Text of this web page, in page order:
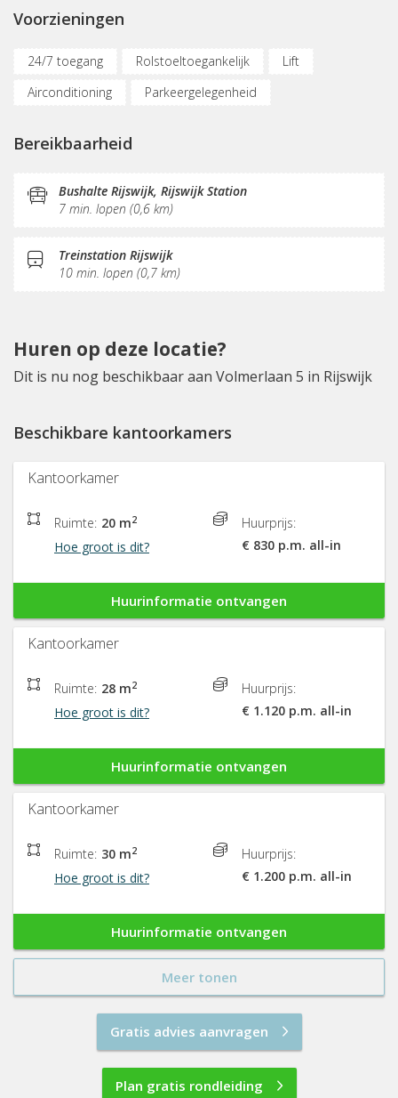
Voorzieningen
24/7 toegang Rolstoeltoegankelijk
Lift
Airconditioning
Parkeergelegenheid
Vergaderplekken
Internetmogelijkheden
Glasvezel
Koffie/thee
Gemeubileerd
Bereikbaarheid
Bushalte Rijswijk, Rijswijk Station
7 min. lopen (0,6 km)
Treinstation Rijswijk
10 min. lopen (0,7 km)
Huren op deze locatie?
Dit is nu nog beschikbaar aan Volmerlaan 5 in Rijswijk
Beschikbare kantoorkamers
Kantoorkamer
Ruimte: 20 m2
Hoe groot is dit?
Huurprijs:
€ 830 p.m. all-in
Huurinformatie ontvangen
Kantoorkamer
Ruimte: 28 m2
Hoe groot is dit?
Huurprijs:
€ 1.120 p.m. all-in
Huurinformatie ontvangen
Kantoorkamer
Ruimte: 30 m2
Hoe groot is dit?
Huurprijs:
€ 1.200 p.m. all-in
Huurinformatie ontvangen
Meer tonen
Gratis advies aanvragen
Plan gratis rondleiding